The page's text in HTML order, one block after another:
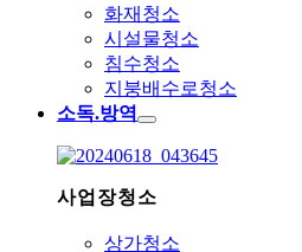
화재청소
시설물청소
침수청소
지붕배수로청소
소독.방역
사업장청소
상가청소